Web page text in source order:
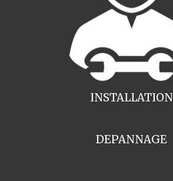
INSTALLATION
DEPANNAGE